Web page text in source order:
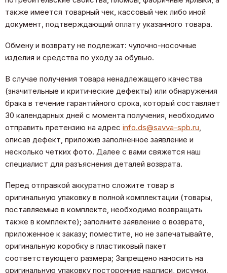
также имеется товарный чек, кассовый чек либо иной
документ, подтверждающий оплату указанного товара.
Обмену и возврату не подлежат: чулочно-носочные
изделия и средства по уходу за обувью.
В случае получения товара ненадлежащего качества
(значительные и критические дефекты) или обнаружения
брака в течение гарантийного срока, который составляет
30 календарных дней с момента получения, необходимо
отправить претензию на адрес info.ds@savva-spb.ru
описав дефект, приложив заполненное заявление и
несколько четких фото. Далее с вами свяжется наш
специалист для разъяснения деталей возврата.
Перед отправкой аккуратно сложите товар в
оригинальную упаковку в полной комплектации (товары,
поставляемые в комплекте, необходимо возвращать
также в комплекте); заполните заявление о возврате,
приложенное к заказу; поместите, но не запечатывайте,
оригинальную коробку в пластиковый пакет
соответствующего размера; Запрещено наносить на
оригинальную упаковку посторонние надписи, рисунки,